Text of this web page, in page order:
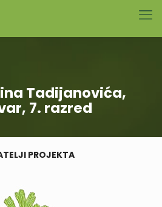
Tadijanovića,
7. razred
PROJEKTA